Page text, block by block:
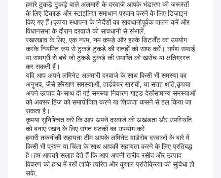
हमारे टुकड़े टुकड़े वाले अलमारी के दरवाजे आपके भंडारण की जरूरतों
के लिए टिकाऊ और स्टाइलिश समाधान प्रदान करने के लिए डिज़ाइन
किए गए हैं।कृपया स्थापना के निर्देशों का सावधानीपूर्वक पालन करें और
विधानसभा के दौरान दरवाजे को सावधानी से संभालें.
रखरखाव के लिए, एक नरम, नम कपड़े और हल्के डिटर्जेंट का उपयोग
करके नियमित रूप से टुकड़े टुकड़े की सतहों को साफ करें। घर्षण सफाई
या सामग्री से बचें जो टुकड़े टुकड़े की समाप्ति को खरोंच या क्षतिग्रस्त
कर सकती हैं।
यदि आप अपने लमिनेट अलमारी दरवाजे के साथ किसी भी समस्या का
अनुभव, जैसे संरेखण समस्याओं, हार्डवेयर खराबी, या सतह क्षति,कृपया
अपने उत्पाद के साथ दी गई समस्या निवारण गाइड देखेंसामान्य समस्याओं
को अक्सर हिंज को समायोजित करने या शिकंजा कसने से हल किया जा
सकता है।
कृपया सुनिश्चित करें कि आप अपने दरवाजे की अखंडता और उपस्थिति
को बनाए रखने के लिए संगत घटकों का उपयोग करें.
हमारी तकनीकी सहायता टीम आपके लमिनेट वार्डरोब दरवाजों के बारे में
किसी भी प्रश्न या चिंता के साथ आपकी सहायता करने के लिए प्रतिबद्ध
है।हम आपको सलाह देते हैं कि आप अपनी खरीद रसीद और उत्पाद
विवरण को हाथ में रखें ताकि त्वरित और कुशल प्रतिक्रिया की सुविधा हो
सके.